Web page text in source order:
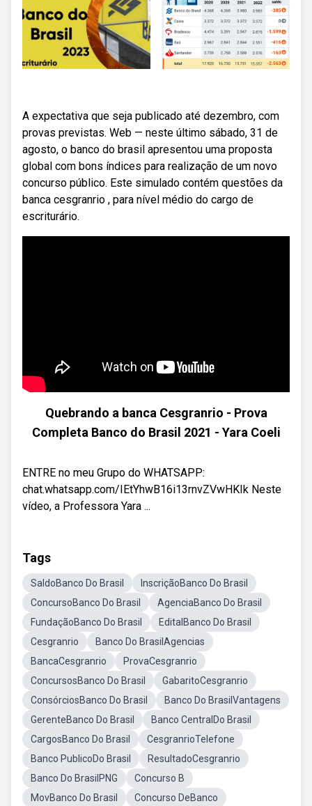
A expectativa que seja publicado até dezembro, com
provas previstas. Web — neste último sábado, 31 de
agosto, o banco do brasil apresentou uma proposta
global com bons índices para realização de um novo
concurso público. Este simulado contém questões da
banca cesgranrio , para nível médio do cargo de
escriturário.
Quebrando a banca Cesgranrio - Prova
Completa Banco do Brasil 2021 - Yara Coeli
ENTRE no meu Grupo do WHATSAPP:
chat.whatsapp.com/IEtYhwB16i13rnvZVwHKIk Neste
vídeo, a Professora Yara ...
Tags
SaldoBanco Do Brasil
InscriçãoBanco Do Brasil
ConcursoBanco Do Brasil
AgenciaBanco Do Brasil
FundaçãoBanco Do Brasil
EditalBanco Do Brasil
Cesgranrio
Banco Do BrasilAgencias
BancaCesgranrio
ProvaCesgranrio
ConcursosBanco Do Brasil
GabaritoCesgranrio
ConsórciosBanco Do Brasil
Banco Do BrasilVantagens
GerenteBanco Do Brasil
Banco CentralDo Brasil
CargosBanco Do Brasil
CesgranrioTelefone
Banco PublicoDo Brasil
ResultadoCesgranrio
Banco Do BrasilPNG
Concurso B
MovBanco Do Brasil
Concurso DeBanco